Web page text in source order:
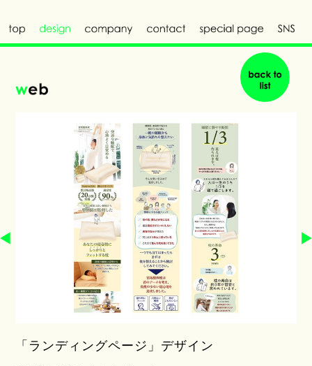
「ランディングページ」デザイン